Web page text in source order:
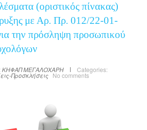
(οριστικός πίνακας)
με Αρ. Πρ. 012/22-01-
την πρόσληψη προσωπικού
ΚΗΦΑΠ ΜΕΓΑΛΟΧΑΡΗ Categories:
Προσκλήσεις No comments